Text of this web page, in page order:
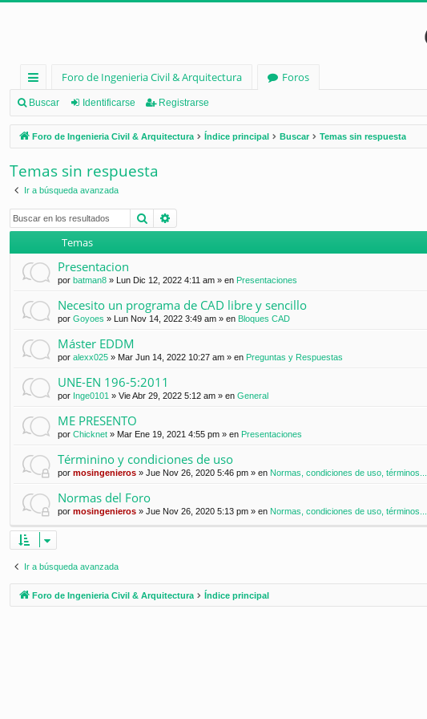
nl
ac
es
rá
d
os
Foro de Ingenieria Civil & Arquitectura
Foros
Buscar Identificarse Registrarse
Foro de Ingenieria Civil & Arquitectura Índice principal Buscar Temas sin respuesta
Temas sin respuesta
Ir a búsqueda avanzada
Buscar
Temas
Presentacion
por batman8 » Lun Dic 12, 2022 4:11 am » en Presentaciones
Necesito un programa de CAD libre y sencillo
por Goyoes » Lun Nov 14, 2022 3:49 am » en Bloques CAD
Máster EDDM
por alexx025 » Mar Jun 14, 2022 10:27 am » en Preguntas y Respuestas
UNE-EN 196-5:2011
por Inge0101 » Vie Abr 29, 2022 5:12 am » en General
ME PRESENTO
por Chicknet » Mar Ene 19, 2021 4:55 pm » en Presentaciones
Términino y condiciones de uso
por mosingenieros » Jue Nov 26, 2020 5:46 pm » en Normas, condiciones de uso, términos...
Normas del Foro
por mosingenieros » Jue Nov 26, 2020 5:13 pm » en Normas, condiciones de uso, términos...
Ir a búsqueda avanzada
Foro de Ingenieria Civil & Arquitectura Índice principal